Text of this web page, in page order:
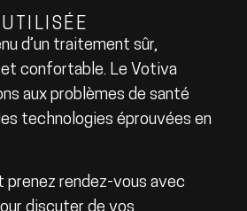
d’un traitement sûr,
confortable. Le Votiva
aux problèmes de santé
technologies éprouvées en
prenez rendez-vous avec
discuter de vos